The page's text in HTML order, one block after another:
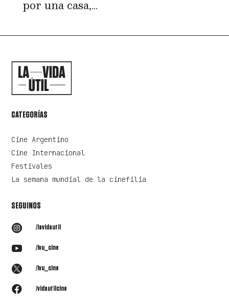
por una casa,...
CATEGORÍAS
Cine Argentino
Cine Internacional
Festivales
La semana mundial de la cinefilia
SEGUINOS
 /lavidautil
 /lvu_cine
 /lvu_cine
 /vidautilcine